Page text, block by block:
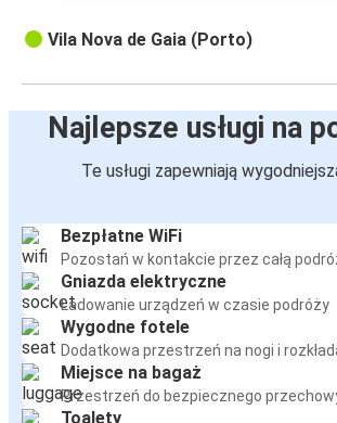
Vila Nova de Gaia (Porto)
Najlepsze usługi na
Te usługi zapewniają
Bezpłatne WiFi
Pozostań w kontakcie przez całą
Gniazda elektryczne
Ładowanie urządzeń w czasie podróży
Wygodne fotele
Dodatkowa przestrzeń na nogi i
Miejsce na bagaż
Przestrzeń do bezpiecznego
Toalety